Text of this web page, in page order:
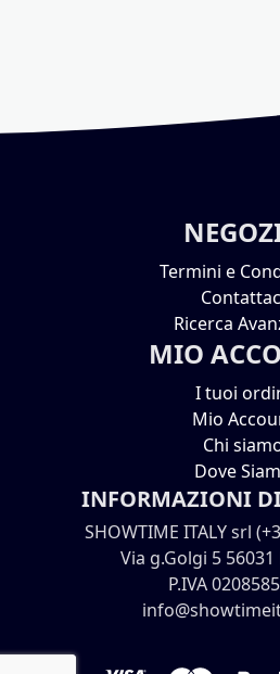
Termini e
Ricerca
MIO
I tuoi
Mio
Chi
Dove
INFORMAZIONI
SHOWTIME ITALY srl
Via g.Golgi 5
P.IVA